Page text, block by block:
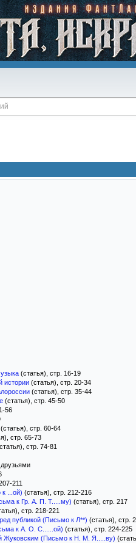
(статья), стр. 16-19
истории (статья), стр. 20-34
(статья), стр. 35-44
(статья), стр. 45-50
56
(статья), стр. 60-64
стр. 65-73
стр. 74-81
211
...ой) (статья), стр. 212-216
к Гр. А. П. Т.....му) (статья), стр. 217
стр. 218-221
публикой (Письмо к Л**) (статья), стр.
к А. О. С......ой) (статья), стр. 224-225
Жуковским (Письмо к Н. М. Я.....ву)